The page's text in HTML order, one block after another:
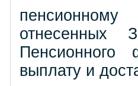
отнесенных
выплату и